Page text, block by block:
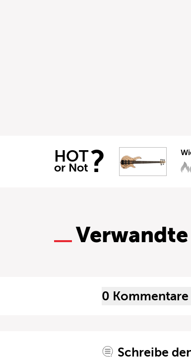
HOT
or Not ?
0 Kommentare
Schreibe